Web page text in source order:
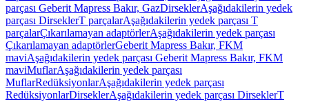
parçası Geberit Mapress Bakır, GazDirseklerAşağıdakilerin yedek
parçası DirseklerT parçalarAşağıdakilerin yedek parçası T
parçalarÇıkarılamayan adaptörlerAşağıdakilerin yedek parçası
Çıkarılamayan adaptörlerGeberit Mapress Bakır, FKM
maviAşağıdakilerin yedek parçası Geberit Mapress Bakır, FKM
maviMuflarAşağıdakilerin yedek parçası
MuflarRedüksiyonlarAşağıdakilerin yedek parçası
RedüksiyonlarDirseklerAşağıdakilerin yedek parçası DirseklerT